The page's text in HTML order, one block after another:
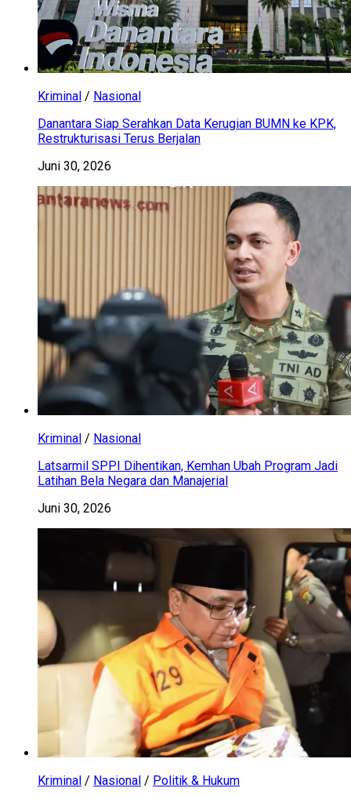
Kriminal / Nasional
Danantara Siap Serahkan Data Kerugian BUMN ke KPK,
Restrukturisasi Terus Berjalan
Juni 30, 2026
Kriminal / Nasional
Latsarmil SPPI Dihentikan, Kemhan Ubah Program Jadi
Latihan Bela Negara dan Manajerial
Juni 30, 2026
Kriminal / Nasional / Politik & Hukum